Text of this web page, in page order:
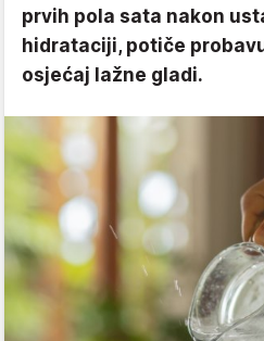
prvih pola sata nakon
hidrataciji, potiče
osjećaj lažne gladi.